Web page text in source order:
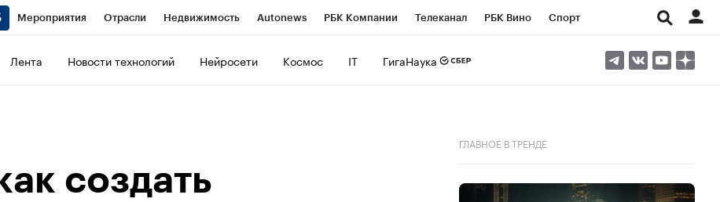
Мероприятия Отрасли Недвижимость Autonews РБК Компании Телеканал РБК Вино Спорт
Лента Новости технологий Нейросети Космос IT ГигаНаука
создать
ГЛАВНОЕ В ТРЕНДЕ